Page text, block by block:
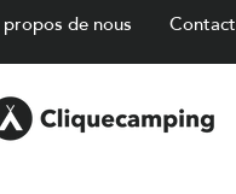
de nous Contact